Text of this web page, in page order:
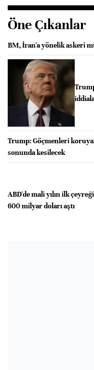
Öne Çıkanlar
BM, İran'a yönelik askeri
Trump: Göçmenleri
sonunda kesilecek
ABD'de mali yılın ilk
600 milyar doları aştı